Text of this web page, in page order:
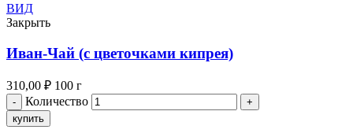
ВИД
Закрыть
Иван-Чай (с цветочками кипрея)
310,00 ₽ 100 г
Количество
купить